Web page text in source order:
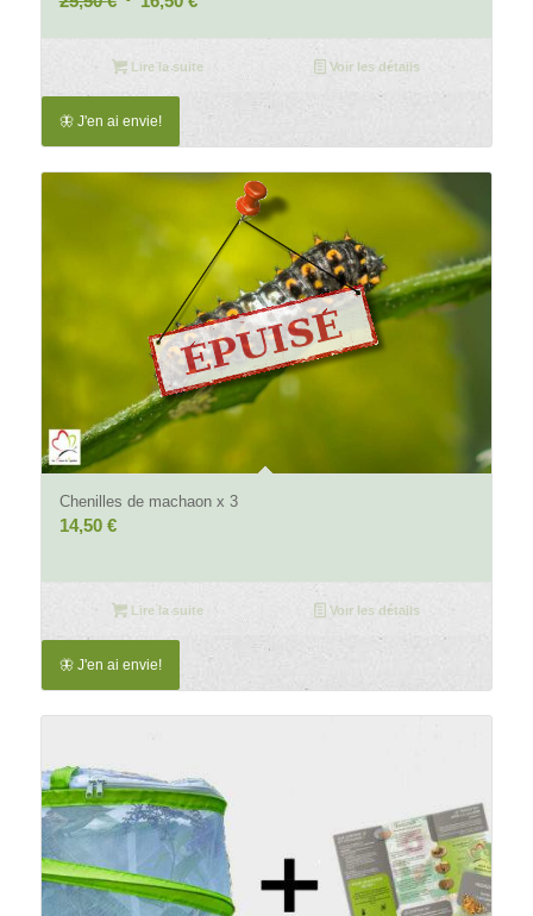
initial
25,50 €.
16,50 €.
Lire la suite Voir les détails
🦋 J'en ai envie!
Chenilles de machaon x 3
14,50 €
Lire la suite Voir les détails
🦋 J'en ai envie!